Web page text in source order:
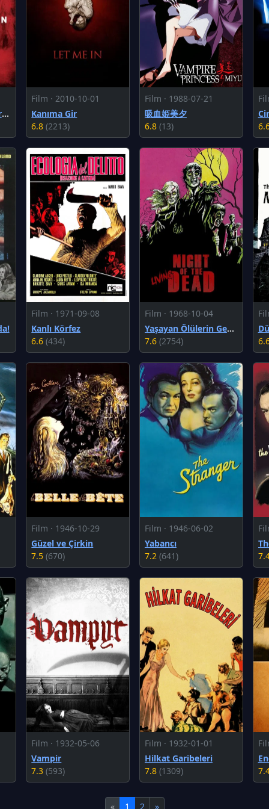
The Taking of Deborah Logan
Film · 2010-10-01
Kanıma Gir
6.8(2213)
Film · 1988-07-21
吸血姫美夕
6.8 (13)
Film · 1971-09-08
Kanlı Körfez
6.6(434)
Film · 1968-10-04
Yaşayan Ölülerin Gecesi
7.6 (2754)
Film · 1946-10-29
Güzel ve Çirkin
7.5(670)
Film · 1946-06-02
Yabancı
7.2 (641)
Film · 1932-05-06
Vampir
7.3(593)
Film · 1932-01-01
Hilkat Garibeleri
7.8 (1309)
« 1 2 »